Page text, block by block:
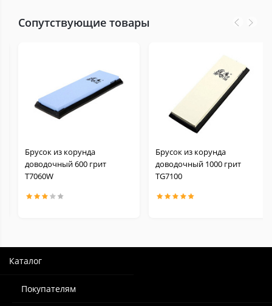
Сопутствующие товары
Брусок из корунда
доводочный 600 грит
Т7060W
Брусок из корунда
доводочный 1000 грит
TG7100
Каталог
Покупателям